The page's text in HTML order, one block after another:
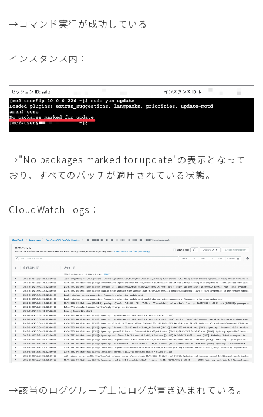
→コマンド実行が成功している
インスタンス内：
→"No packages marked for update"の表示となって
おり、すべてのパッチが適用されている状態。
CloudWatch Logs：
→該当のロググループ上にログが書き込まれている。